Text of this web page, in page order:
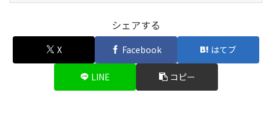
シェアする
X Facebook はてブ
LINE コピー